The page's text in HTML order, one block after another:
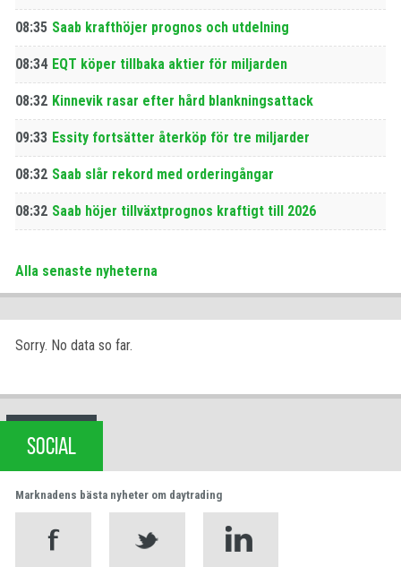
08:35 Saab krafthöjer prognos och utdelning
08:34 EQT köper tillbaka aktier för miljarden
08:32 Kinnevik rasar efter hård blankningsattack
09:33 Essity fortsätter återköp för tre miljarder
08:32 Saab slår rekord med orderingångar
08:32 Saab höjer tillväxtprognos kraftigt till 2026
Alla senaste nyheterna
Sorry. No data so far.
SOCIAL
Marknadens bästa nyheter om daytrading